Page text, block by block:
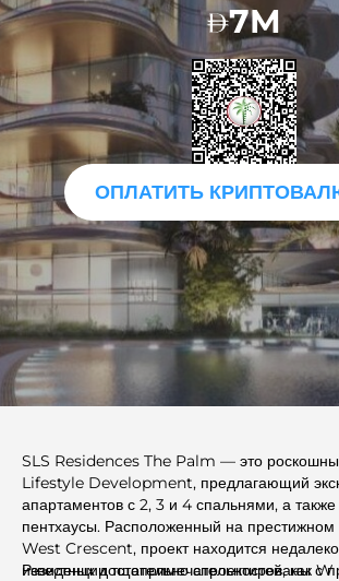
7M
ОПЛАТИТЬ
SLS Residences The Palm — это
Lifestyle Development, предлагающий
апартаментов с 2, 3 и 4 спальнями, а
пентхаусы. Расположенный на
West Crescent, проект находится недалеко
известных достопримечательностей, как
Резиденции тщательно спроектированы с